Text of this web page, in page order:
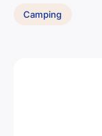
Camping